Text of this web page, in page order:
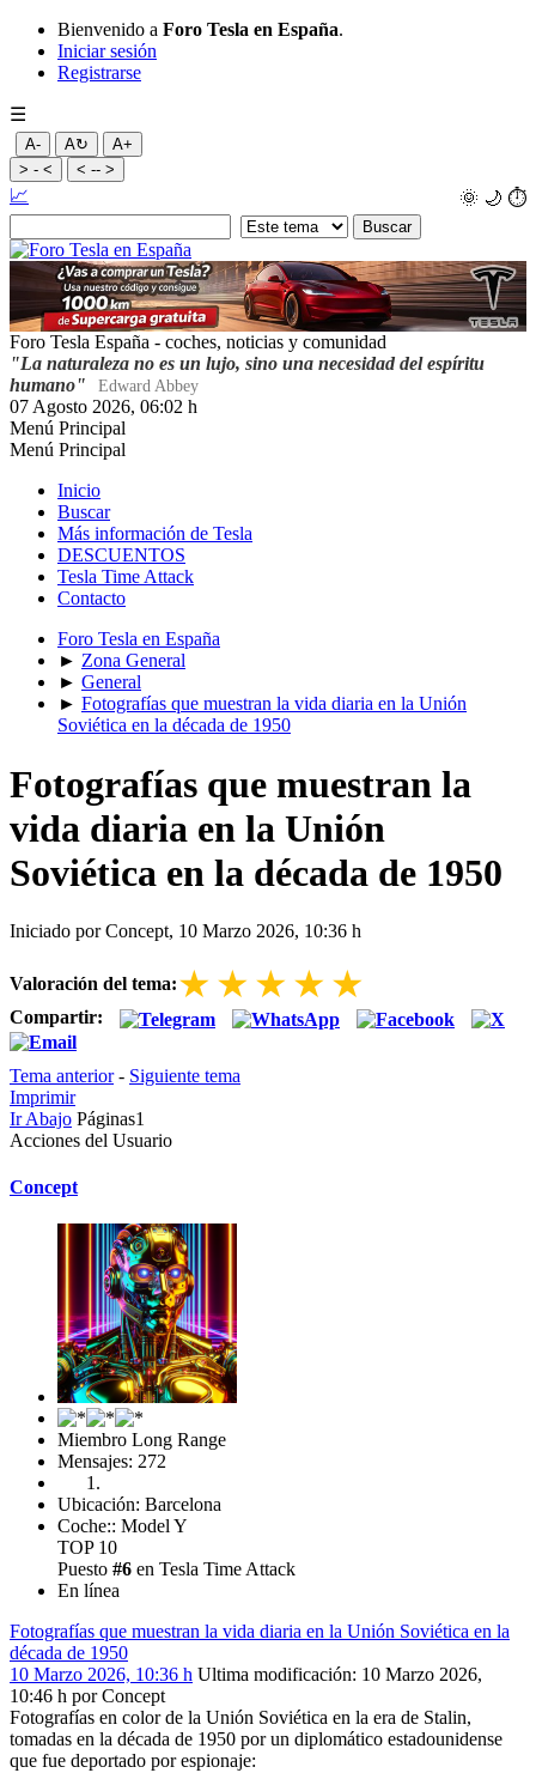
Bienvenido a Foro Tesla en España.
Iniciar sesión
Registrarse
☰
A- A↻
A+
> - <
< -- >
🌞 🌙 ⏱️
📈
Foro Tesla España - coches, noticias y comunidad
"La naturaleza no es un lujo, sino una necesidad del espíritu
humano"
Edward Abbey
07 Agosto 2026, 06:02 h
Menú Principal
Menú Principal
Inicio
Buscar
Más información de Tesla
DESCUENTOS
Tesla Time Attack
Contacto
Foro Tesla en España
► Zona General
► General
► Fotografías que muestran la vida diaria en la Unión
Soviética en la década de 1950
Fotografías que muestran la
vida diaria en la Unión
Soviética en la década de 1950
Iniciado por Concept, 10 Marzo 2026, 10:36 h
Valoración del tema:★★★★★
Compartir:
Tema anterior- Siguiente tema
Imprimir
Ir Abajo Páginas1
Acciones del Usuario
Concept
Miembro Long Range
Mensajes: 272
Ubicación: Barcelona
Coche:: Model Y
TOP 10
Puesto #6 en Tesla Time Attack
En línea
Fotografías que muestran la vida diaria en la Unión Soviética en la
década de 1950
10 Marzo 2026, 10:36 h Ultima modificación: 10 Marzo 2026,
10:46 h por Concept
Fotografías en color de la Unión Soviética en la era de Stalin,
tomadas en la década de 1950 por un diplomático estadounidense
que fue deportado por espionaje: